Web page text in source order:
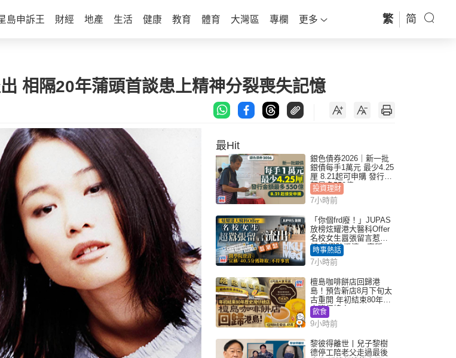
島申訴王 財經 地產 生活 健康 教育 體育 大灣區 專欄 更多 繁 简
相隔20年蒲頭首談患上精神分裂喪失記憶
最Hit
銀色債券2026｜新一批
銀債每手1萬元 最少4.25
厘 8.21起可申購 發行金
額最多550億
投資理財
7小時前
「你個frd廢！」JUPAS
放榜炫耀港大醫科Offer
名校女生囂張留言惹眾
怒 醫學院澄清：宣稱
「40.5分獲錄取」不符事
實｜Juicy叮
時事熱話
7小時前
檀島咖啡餅店回歸港
島！預告新店8月下旬太
古重開 年初結束80年歷
史灣仔總店
飲食
9小時前
黎彼得離世丨兒子黎樹
德停工陪老父走過最後